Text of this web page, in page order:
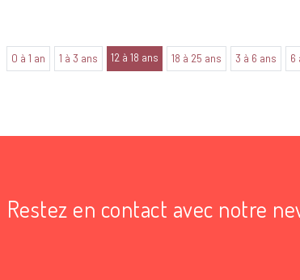
0 à 1 an 1 à 3 ans 12 à 18 ans 18 à 25 ans 3 à 6 ans 6
Restez en contact avec notre